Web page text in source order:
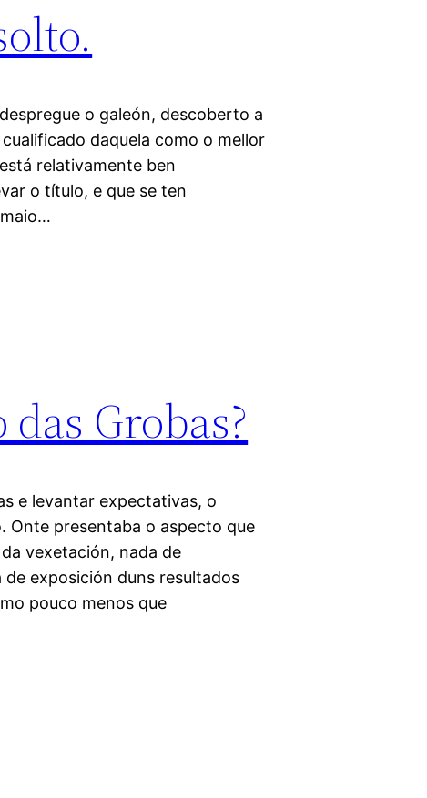
o galeón, descoberto a
daquela como o mellor
relativamente ben
o título, e que se ten
Grobas?
e levantar expectativas, o
Onte presentaba o aspecto que
vexetación, nada de
exposición duns resultados
pouco menos que